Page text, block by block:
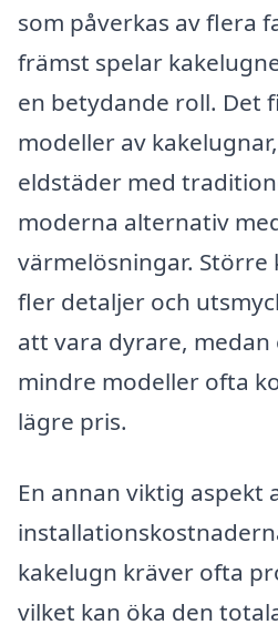
som påverkas av flera
främst spelar
en betydande roll. Det
modeller av
eldstäder med
moderna alternativ
värmelösningar. Större
fler detaljer och
att vara dyrare, medan
mindre modeller ofta
lägre pris.
En annan viktig aspekt
kakelugn kräver ofta
vilket kan öka den